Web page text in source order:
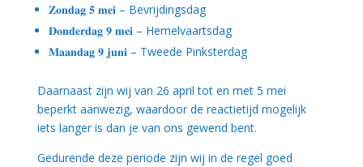
𝐙𝐨𝐧𝐝𝐚𝐠 𝟓 𝐦𝐞𝐢 – Bevrijdingsdag
𝐃𝐨𝐧𝐝𝐞𝐫𝐝𝐚𝐠 𝟗 𝐦𝐞𝐢 – Hemelvaartsdag
𝐌𝐚𝐚𝐧𝐝𝐚𝐠 𝟗 𝐣𝐮𝐧𝐢 – Tweede Pinksterdag
Daarnaast zijn wij van 26 april tot en met 5 mei
beperkt aanwezig, waardoor de reactietijd mogelijk
iets langer is dan je van ons gewend bent.
Gedurende deze periode zijn wij in de regel goed